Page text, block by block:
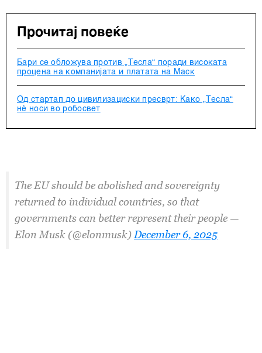
Прочитај повеќе
Бари се обложува против „Тесла“ поради високата
процена на компанијата и платата на Маск
Од стартап до цивилизациски пресврт: Како „Тесла“
нè носи во робосвет
The EU should be abolished and sovereignty
returned to individual countries, so that
governments can better represent their people —
Elon Musk (@elonmusk) December 6, 2025